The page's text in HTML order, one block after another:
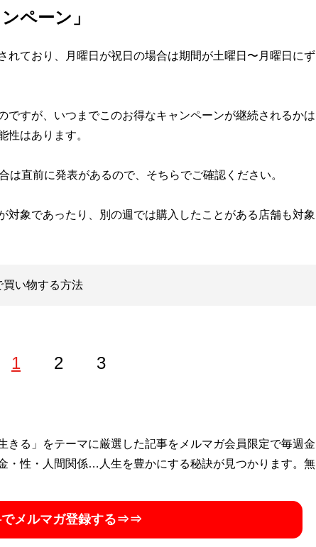
ペーン」
ており、月曜日が祝日の場合は期間が土曜日〜月曜日にず
すが、いつまでこのお得なキャンペーンが継続されるかは
性はあります。
直前に発表があるので、そちらでご確認ください。
象であったり、別の週では購入したことがある店舗も対象
買い物する方法
1 2 3
部卒。極度の節約好きで、ポイントやキャンペーン情報に精
金がなくても人生100倍楽しめる！』。ブログ「いの得ブロ
きる」をテーマに厳選した記事をメルマガ会員限定で毎週金
・性・人間関係…人生を豊かにする秘訣が見つかります。無
でメルマガ登録する⇒⇒